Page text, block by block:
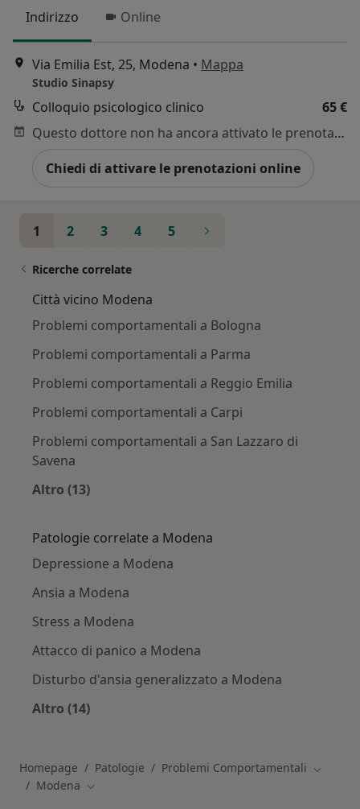
Indirizzo Online
Via Emilia Est, 25, Modena • Mappa
Studio Sinapsy
Colloquio psicologico clinico
65 €
Questo dottore non ha ancora attivato le prenotazioni online presso questo indirizzo.
Chiedi di attivare le prenotazioni online
1 2 3 4 5
Ricerche correlate
Città vicino Modena
Problemi comportamentali a Bologna
Problemi comportamentali a Parma
Problemi comportamentali a Reggio Emilia
Problemi comportamentali a Carpi
Problemi comportamentali a San Lazzaro di
Savena
Altro (13)
Patologie correlate a Modena
Depressione a Modena
Ansia a Modena
Stress a Modena
Attacco di panico a Modena
Disturbo d'ansia generalizzato a Modena
Altro (14)
Homepage Patologie Problemi Comportamentali Cambia
Modena Cambia città